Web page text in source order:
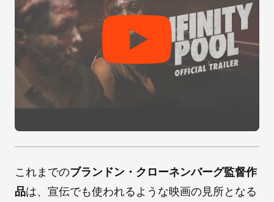
これまでのブランドン・クローネンバーグ監督作
品は、宣伝でも使われるような映画の見所となる